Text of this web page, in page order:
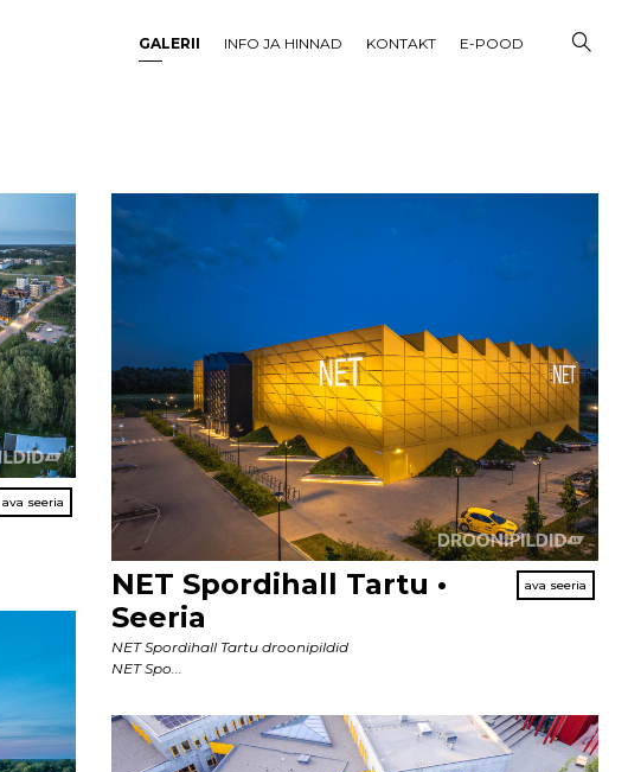
GALERII INFO JA HINNAD KONTAKT E-POOD
NET Spordihall Tartu •
Seeria
NET Spordihall Tartu droonipildid
NET Spo...